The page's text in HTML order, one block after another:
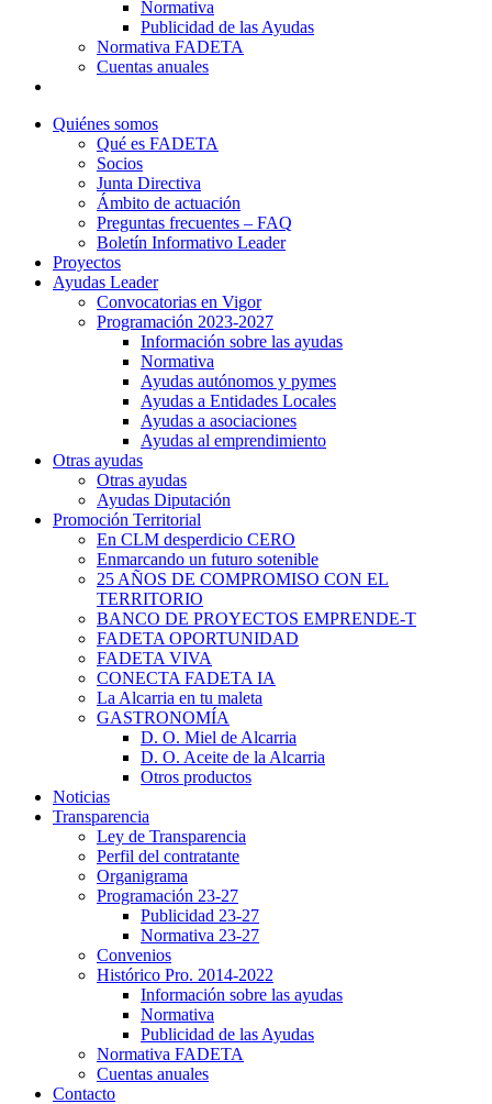
Normativa
Publicidad de las Ayudas
Normativa FADETA
Cuentas anuales
Quiénes somos
Qué es FADETA
Socios
Junta Directiva
Ámbito de actuación
Preguntas frecuentes – FAQ
Boletín Informativo Leader
Proyectos
Ayudas Leader
Convocatorias en Vigor
Programación 2023-2027
Información sobre las ayudas
Normativa
Ayudas autónomos y pymes
Ayudas a Entidades Locales
Ayudas a asociaciones
Ayudas al emprendimiento
Otras ayudas
Otras ayudas
Ayudas Diputación
Promoción Territorial
En CLM desperdicio CERO
Enmarcando un futuro sotenible
25 AÑOS DE COMPROMISO CON EL
TERRITORIO
BANCO DE PROYECTOS EMPRENDE-T
FADETA OPORTUNIDAD
FADETA VIVA
CONECTA FADETA IA
La Alcarria en tu maleta
GASTRONOMÍA
D. O. Miel de Alcarria
D. O. Aceite de la Alcarria
Otros productos
Noticias
Transparencia
Ley de Transparencia
Perfil del contratante
Organigrama
Programación 23-27
Publicidad 23-27
Normativa 23-27
Convenios
Histórico Pro. 2014-2022
Información sobre las ayudas
Normativa
Publicidad de las Ayudas
Normativa FADETA
Cuentas anuales
Contacto